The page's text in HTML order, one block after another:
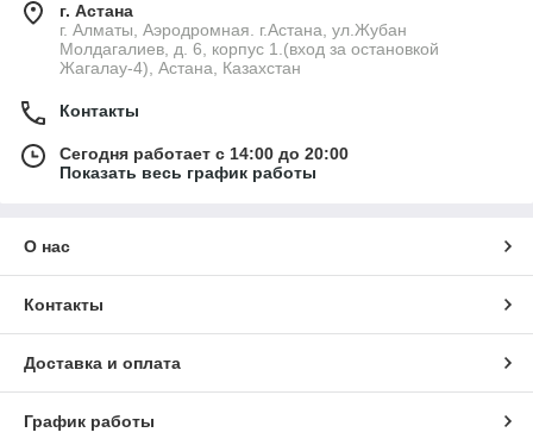
г. Астана
г. Алматы, Аэродромная. г.Астана, ул.Жубан
Молдагалиев, д. 6, корпус 1.(вход за остановкой
Жагалау-4), Астана, Казахстан
Контакты
Сегодня работает с 14:00 до 20:00
Показать весь график работы
О нас
Контакты
Доставка и оплата
График работы